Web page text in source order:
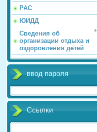
РАС
ЮИДД
Сведения об
организации отдыха и
оздоровления детей
ввод пароля
Ссылки